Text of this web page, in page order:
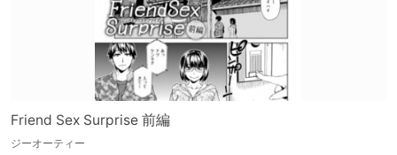
Friend Sex Surprise 前編
ジーオーティー